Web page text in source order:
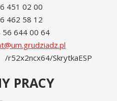
451 02 00
462 58 12
56 644 00 64
r52x2ncx64/SkrytkaESP
PRACY